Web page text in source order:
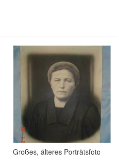
Großes, älteres Porträtsfoto